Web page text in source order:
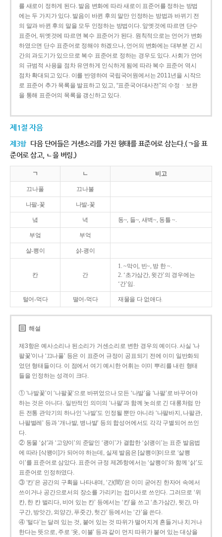
를 새로이 정하게 된다. 발음 변화에 따라 새로이 표준어를 정하는 방법
에는 두 가지가 있다. 발음이 바뀐 후의 말만 인정하는 방법과 바뀌기 전
의 말과 바뀐 후의 말을 모두 인정하는 방법이다. 앞엣것에 따르면 단수
표준어, 뒤엣것에 따르면 복수 표준어가 된다. 원칙적으로는 언어가 변화
하였으면 단수 표준어로 정해야 하겠으나, 언어의 변화에는 대부분 긴 시
간의 과도기가 있으므로 복수 표준어로 정하는 경우도 있다. 사회가 언어
의 규범적 사용을 점차 유연하게 인식하게 됨에 따라 복수 표준어 역시
점차 확대되고 있다. 이를 반영하여 국립국어원에서는 2011년을 시작으
로 표준어 추가 목록을 발표하고 있고, “표준국어대사전”의 수정ㆍ보완
을 통해 표준어의 목록을 갱신하고 있다.
제1절 자음
제3항 다음 단어들은 거센소리를 가진 형태를 표준어로 삼는다.(ㄱ을 표
준어로 삼고, ㄴ을 버림.)
ㄱ ㄴ 비고
끄나풀 끄나불
나팔-꽃 나발-꽃
녘 녁 동~, 들~, 새벽~, 동틀 ~.
부엌 부억
살-쾡이 삵-괭이
칸 간
1. ~막이, 빈~, 방 한 ~.
2. ‘초가삼간, 윗간’의 경우에는
‘간’임.
털어-먹다 떨어-먹다 재물을 다 없애다.
해설
제3항은 예사소리나 된소리가 거센소리로 변한 경우의 예이다. 사실 ‘나
팔꽃’이나 ‘끄나풀’ 등은 이 표준어 규정이 공표되기 전에 이미 일반화되
었던 형태들이다. 이 점에서 여기 예시한 어휘는 이미 뿌리를 내린 형태
들을 인정하는 성격이 크다.
① ‘나발꽃’이 ‘나팔꽃’으로 바뀌었으나 모든 ‘나발’을 ‘나팔’로 바꾸어야
하는 것은 아니다. 일반적인 의미의 ‘나팔’과 함께 놋쇠로 긴 대롱처럼 만
든 전통 관악기의 하나인 ‘나발’도 인정될 뿐만 아니라 ‘나팔바지, 나팔관,
나팔벌레’ 등과 ‘개나발, 병나발’ 등의 합성어에서도 각각 구별되어 쓰인
다.
② 동물 ‘삵’과 ‘고양이’의 준말인 ‘괭이’가 결합한 ‘삵괭이’는 표준 발음법
에 따라 [삭꽹이]가 되어야 하는데, 실제 발음은 [살쾡이]이므로 ‘살쾡
이’를 표준어로 삼았다. 표준어 규정 제26항에서는 ‘살쾡이’와 함께 ‘삵’도
표준어로 인정하였다.
③ ‘칸’은 공간의 구획을 나타내며, ‘간(間)’은 이미 굳어진 한자어 속에서
쓰이거나 공간으로서의 장소를 가리키는 접미사로 쓰인다. 그러므로 ‘위
칸, 한 칸 벌리다, 비어 있는 칸’ 등에서는 ‘칸’을 쓰고 ‘초가삼간, 뒷간, 마
구간, 방앗간, 외양간, 푸줏간, 헛간’ 등에서는 ‘간’을 쓴다.
④ ‘털다’는 달려 있는 것, 붙어 있는 것 따위가 떨어지게 흔들거나 치거나
한다는 뜻으로, 주로 ‘옷, 이불’ 등과 같이 먼지 따위가 붙어 있는 대상을